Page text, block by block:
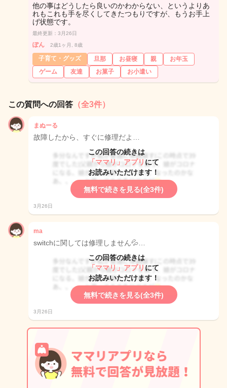
他の事はどうしたら良いのかわからない、というよりあ
れもこれも手を尽くしてきたつもりですが、もうお手上
げ状態です。
最終更新：3月26日
ぽん 2歳1ヶ月, 8歳
子育て・グッズ 旦那 お昼寝 親
お年玉
ゲーム
友達 お菓子 お小遣い
この質問への回答 （全3件）
まぬーる
故障したから、すぐに修理だよ…
この回答の続きは
「ママリ」アプリ にて
お読みいただけます！
無料で続きを見る(全3件)
3月26日
ma
switchに関しては修理しません💦…
この回答の続きは
「ママリ」アプリ にて
お読みいただけます！
無料で続きを見る(全3件)
3月26日